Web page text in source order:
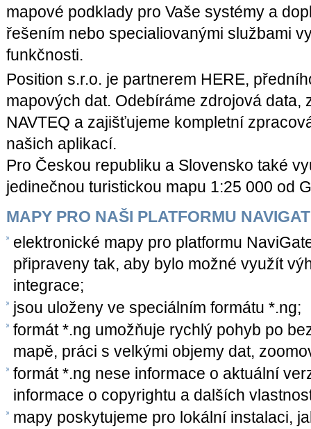
mapové podklady pro Vaše systémy a
řešením nebo specialiovanými službami
funkčnosti.
Position s.r.o. je partnerem HERE,
mapových dat. Odebíráme zdrojová data,
NAVTEQ a zajišťujeme kompletní
našich aplikací.
Pro Českou republiku a Slovensko také
jedinečnou turistickou mapu 1:25 000 od
MAPY PRO NAŠI PLATFORMU
elektronické mapy pro platformu
připraveny tak, aby bylo možné využít
integrace;
jsou uloženy ve speciálním formátu *.ng;
formát *.ng umožňuje rychlý pohyb po
mapě, práci s velkými objemy dat,
formát *.ng nese informace o aktuální
informace o copyrightu a dalších
mapy poskytujeme pro lokální instalaci,